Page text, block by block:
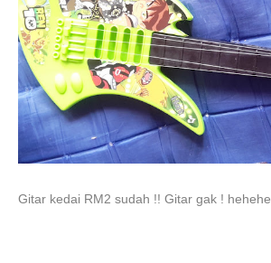
Gitar kedai RM2 sudah !! Gitar gak ! hehehe